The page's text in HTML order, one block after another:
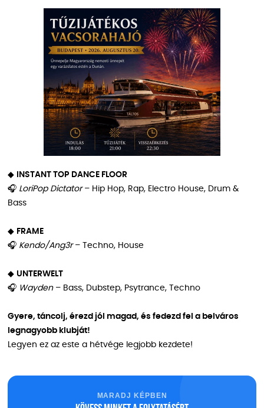
◆
INSTANT TOP DANCE FLOOR
🎧 LoriPop Dictator– Hip Hop, Rap, Electro House, Drum &
Bass
◆ FRAME
🎧 Kendo/Ang3r– Techno, House
◆ UNTERWELT
🎧 Wayden– Bass, Dubstep, Psytrance, Techno
Gyere, táncolj, érezd jól magad, és fedezd fel a belváros
legnagyobb klubját!
Legyen ez az este a hétvége legjobb kezdete!
MARADJ KÉPBEN